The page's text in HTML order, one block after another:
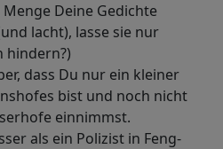
Deine Gedichte
lacht), lasse sie nur
hindern?)
dass Du nur ein kleiner
bist und noch nicht
einnimmst.
als ein Polizist in Feng-